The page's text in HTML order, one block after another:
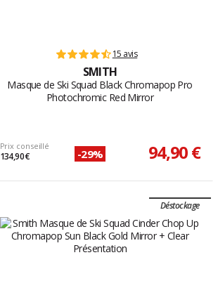
15 avis
SMITH
Masque de Ski Squad Black Chromapop Pro
Photochromic Red Mirror
Prix conseillé
134,90 € -29% 94,90 €
Déstockage